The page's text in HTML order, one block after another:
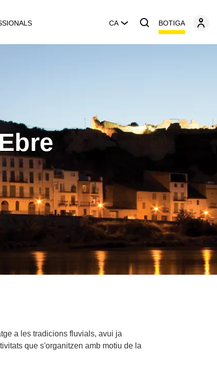
CA BOTIGA
a les tradicions fluvials, avui ja
que s'organitzen amb motiu de la